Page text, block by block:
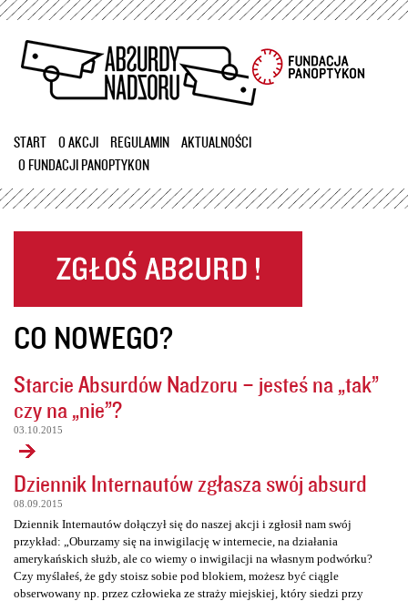
Przejdź
treści
START O AKCJI REGULAMIN
AKTUALNOŚCI
O FUNDACJI PANOPTYKON
CO NOWEGO?
Starcie Absurdów Nadzoru – jesteś na „tak”
czy na „nie”?
03.10.2015
Dziennik Internautów zgłasza swój absurd
08.09.2015
Dziennik Internautów dołączył się do naszej akcji i zgłosił nam swój
przykład: „Oburzamy się na inwigilację w internecie, na działania
amerykańskich służb, ale co wiemy o inwigilacji na własnym podwórku?
Czy myślałeś, że gdy stoisz sobie pod blokiem, możesz być ciągle
obserwowany np. przez człowieka ze straży miejskiej, który siedzi przy